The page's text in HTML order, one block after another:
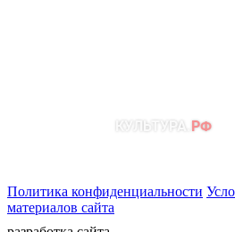
Политика конфиденциальности
материалов сайта